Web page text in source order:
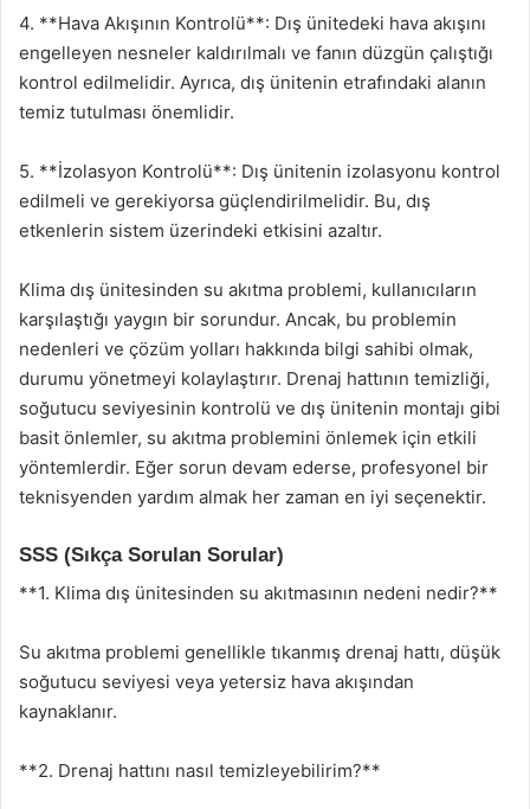
4. **Hava Akışının Kontrolü**: Dış ünitedeki hava akışını
engelleyen nesneler kaldırılmalı ve fanın düzgün çalıştığı
kontrol edilmelidir. Ayrıca, dış ünitenin etrafındaki alanın
temiz tutulması önemlidir.
5. **İzolasyon Kontrolü**: Dış ünitenin izolasyonu kontrol
edilmeli ve gerekiyorsa güçlendirilmelidir. Bu, dış
etkenlerin sistem üzerindeki etkisini azaltır.
Klima dış ünitesinden su akıtma problemi, kullanıcıların
karşılaştığı yaygın bir sorundur. Ancak, bu problemin
nedenleri ve çözüm yolları hakkında bilgi sahibi olmak,
durumu yönetmeyi kolaylaştırır. Drenaj hattının temizliği,
soğutucu seviyesinin kontrolü ve dış ünitenin montajı gibi
basit önlemler, su akıtma problemini önlemek için etkili
yöntemlerdir. Eğer sorun devam ederse, profesyonel bir
teknisyenden yardım almak her zaman en iyi seçenektir.
SSS (Sıkça Sorulan Sorular)
**1. Klima dış ünitesinden su akıtmasının nedeni nedir?**
Su akıtma problemi genellikle tıkanmış drenaj hattı, düşük
soğutucu seviyesi veya yetersiz hava akışından
kaynaklanır.
**2. Drenaj hattını nasıl temizleyebilirim?**